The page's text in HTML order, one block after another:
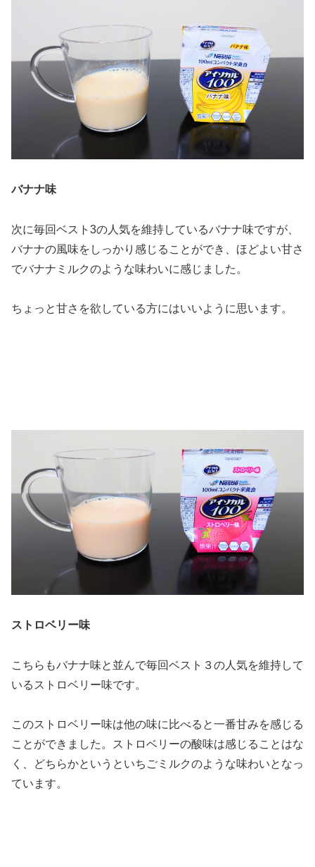
バナナ味
次に毎回ベスト3の人気を維持しているバナナ味ですが、
バナナの風味をしっかり感じることができ、ほどよい甘さ
でバナナミルクのような味わいに感じました。
ちょっと甘さを欲している方にはいいように思います。
ストロベリー味
こちらもバナナ味と並んで毎回ベスト３の人気を維持して
いるストロベリー味です。
このストロベリー味は他の味に比べると一番甘みを感じる
ことができました。ストロベリーの酸味は感じることはな
く、どちらかというといちごミルクのような味わいとなっ
ています。